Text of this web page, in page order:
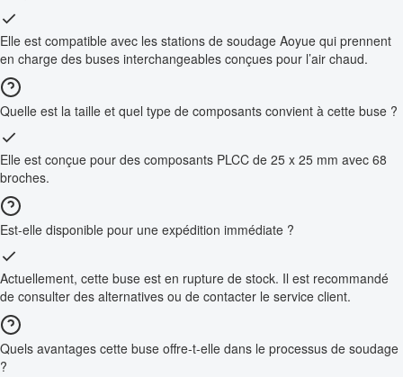
Elle est compatible avec les stations de soudage Aoyue qui prennent
en charge des buses interchangeables conçues pour l’air chaud.
Quelle est la taille et quel type de composants convient à cette buse ?
Elle est conçue pour des composants PLCC de 25 x 25 mm avec 68
broches.
Est-elle disponible pour une expédition immédiate ?
Actuellement, cette buse est en rupture de stock. Il est recommandé
de consulter des alternatives ou de contacter le service client.
Quels avantages cette buse offre-t-elle dans le processus de soudage
?